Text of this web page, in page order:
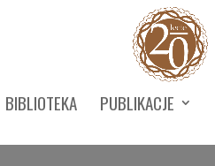
BIBLIOTEKA PUBLIKACJE